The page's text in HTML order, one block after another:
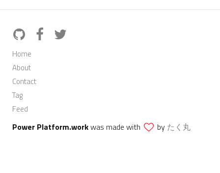
Home
About
Contact
Tag
Feed
Power Platform.workwas made with by たく丸